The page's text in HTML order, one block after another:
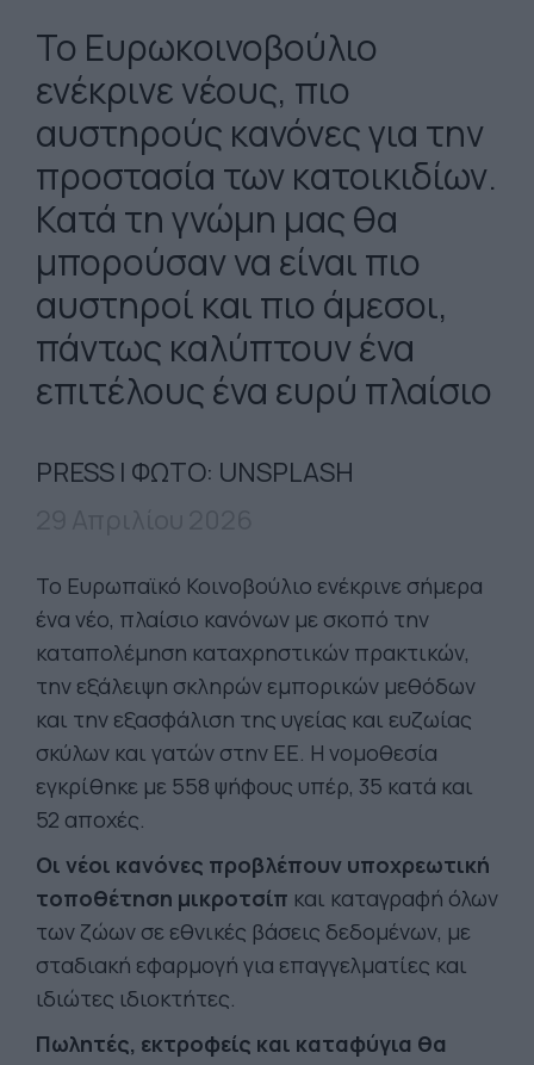
Το Ευρωκοινοβούλιο
ενέκρινε νέους, πιο
αυστηρούς κανόνες για την
προστασία των κατοικιδίων.
Κατά τη γνώμη μας θα
μπορούσαν να είναι πιο
αυστηροί και πιο άμεσοι,
πάντως καλύπτουν ένα
επιτέλους ένα ευρύ πλαίσιο
PRESS | ΦΩΤΟ: UNSPLASH
Το Ευρωπαϊκό Κοινοβούλιο ενέκρινε σήμερα
ένα νέο, πλαίσιο κανόνων με σκοπό την
καταπολέμηση καταχρηστικών πρακτικών,
την εξάλειψη σκληρών εμπορικών μεθόδων
και την εξασφάλιση της υγείας και ευζωίας
σκύλων και γατών στην ΕΕ. Η νομοθεσία
εγκρίθηκε με 558 ψήφους υπέρ, 35 κατά και
52 αποχές.
Οι νέοι κανόνες προβλέπουν υποχρεωτική
τοποθέτηση μικροτσίπ και καταγραφή όλων
των ζώων σε εθνικές βάσεις δεδομένων, με
σταδιακή εφαρμογή για επαγγελματίες και
ιδιώτες ιδιοκτήτες.
Πωλητές, εκτροφείς και καταφύγια θα